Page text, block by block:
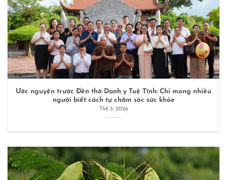
Ước nguyện trước Đền thờ Danh y Tuệ Tĩnh: Chỉ mong nhiều
người biết cách tự chăm sóc sức khỏe
Th8 3, 2026